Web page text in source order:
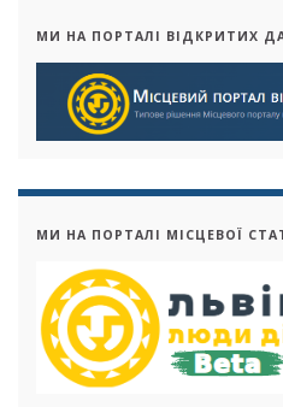
МИ НА ПОРТАЛІ ВІДКРИТИХ
МИ НА ПОРТАЛІ МІСЦЕВОЇ